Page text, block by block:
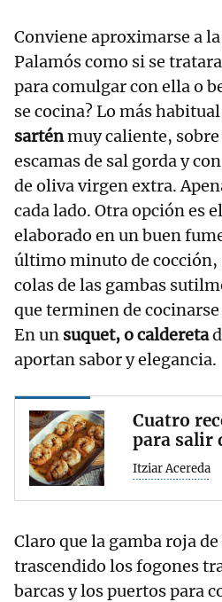
Conviene aproximarse a
Palamós como si se
para comulgar con ella o
se cocina? Lo más
sarténmuy caliente, sobre
escamas de sal gorda y
de oliva virgen extra.
cada lado. Otra opción es el
elaborado en un buen
último minuto de cocción,
colas de las gambas
que terminen de
En un suquet, o caldereta
aportan sabor y elegancia.
Cuatro
para salir
Itziar Acereda
Claro que la gamba roja
trascendido los fogones
barcas y los puertos para